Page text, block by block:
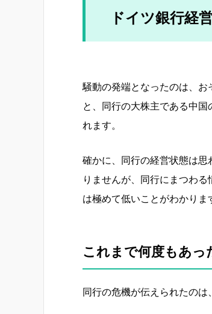
ドイツ銀行経
騒動の発端となったのは、お
と、同行の大株主である中
れます。
確かに、同行の経営状態は
りませんが、同行にまつわ
は極めて低いことがわかりま
これまで何度もあっ
同行の危機が伝えられたのは